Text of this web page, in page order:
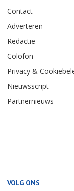
Contact
Adverteren
Redactie
Colofon
Privacy &
Nieuwsscript
Partnernieuws
VOLG ONS